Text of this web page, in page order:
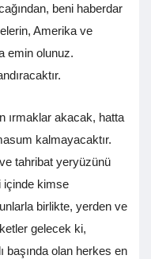
beni haberdar
Amerika ve
emin olunuz.
ırmaklar akacak, hatta
kalmayacaktır.
tahribat yeryüzünü
içinde kimse
birlikte, yerden ve
gelecek ki,
başında olan herkes en